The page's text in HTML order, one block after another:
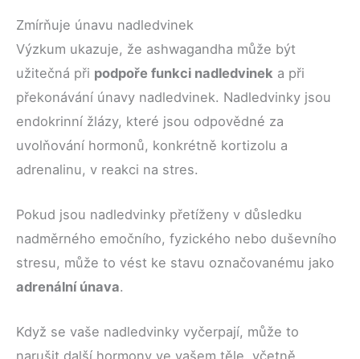
Zmírňuje únavu nadledvinek
Výzkum ukazuje, že ashwagandha může být
užitečná při podpoře funkci nadledvinek a při
překonávání únavy nadledvinek. Nadledvinky jsou
endokrinní žlázy, které jsou odpovědné za
uvolňování hormonů, konkrétně kortizolu a
adrenalinu, v reakci na stres.
Pokud jsou nadledvinky přetíženy v důsledku
nadměrného emočního, fyzického nebo duševního
stresu, může to vést ke stavu označovanému jako
adrenální únava.
Když se vaše nadledvinky vyčerpají, může to